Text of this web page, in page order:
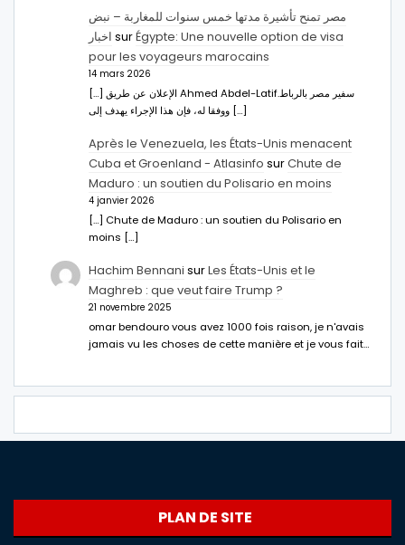
مصر تمنح تأشيرة مدتها خمس سنوات للمغاربة – نبض
اخبار surÉgypte: Une nouvelle option de visa
pour les voyageurs marocains
14 mars 2026
[…] الإعلان عن طريق Ahmed Abdel-Latifسفير مصر بالرباط.
ووفقا له، فإن هذا الإجراء يهدف إلى […]
Après le Venezuela, les États-Unis menacent
Cuba et Groenland - Atlasinfo surChute de
Maduro : un soutien du Polisario en moins
4 janvier 2026
[…] Chute de Maduro : un soutien du Polisario en
moins […]
Hachim Bennani surLes États-Unis et le
Maghreb : que veut faire Trump ?
21 novembre 2025
omar bendouro vous avez 1000 fois raison, je n'avais
jamais vu les choses de cette manière et je vous fait…
PLAN DE SITE